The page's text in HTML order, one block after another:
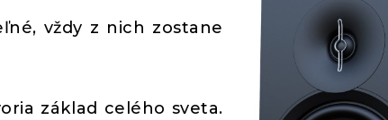
vždy z nich zostane
základ celého sveta.